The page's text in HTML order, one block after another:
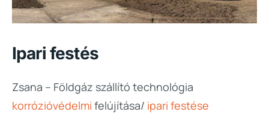
Ipari festés
Zsana – Földgáz szállító technológia
korrózióvédelmi felújítása/ ipari festése